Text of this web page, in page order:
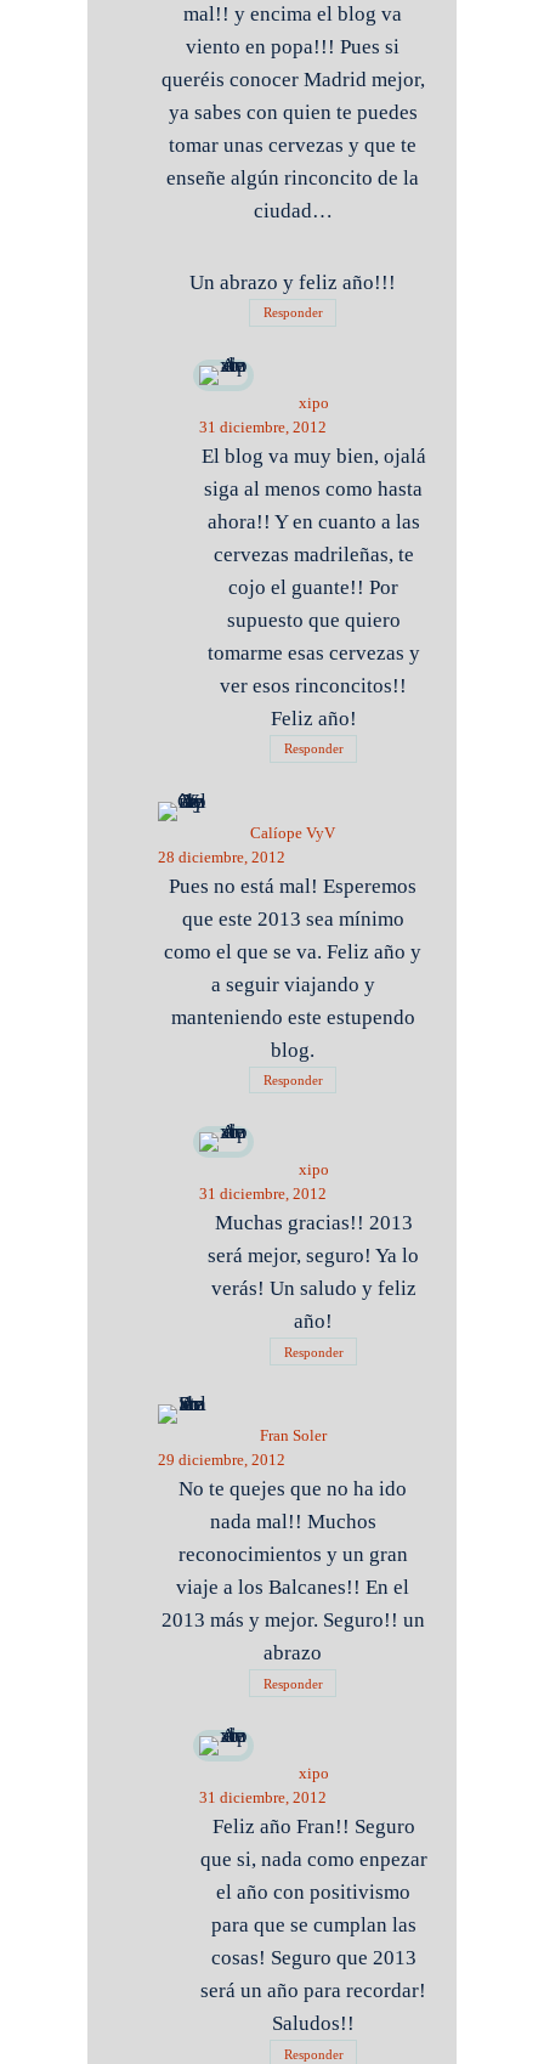
mal!! y encima el blog va
viento en popa!!! Pues si
queréis conocer Madrid mejor,
ya sabes con quien te puedes
tomar unas cervezas y que te
enseñe algún rinconcito de la
ciudad…
Un abrazo y feliz año!!!
Responder
xipo
31 diciembre, 2012
El blog va muy bien, ojalá
siga al menos como hasta
ahora!! Y en cuanto a las
cervezas madrileñas, te
cojo el guante!! Por
supuesto que quiero
tomarme esas cervezas y
ver esos rinconcitos!!
Feliz año!
Responder
Calíope VyV
28 diciembre, 2012
Pues no está mal! Esperemos
que este 2013 sea mínimo
como el que se va. Feliz año y
a seguir viajando y
manteniendo este estupendo
blog.
Responder
xipo
31 diciembre, 2012
Muchas gracias!! 2013
será mejor, seguro! Ya lo
verás! Un saludo y feliz
año!
Responder
Fran Soler
29 diciembre, 2012
No te quejes que no ha ido
nada mal!! Muchos
reconocimientos y un gran
viaje a los Balcanes!! En el
2013 más y mejor. Seguro!! un
abrazo
Responder
xipo
31 diciembre, 2012
Feliz año Fran!! Seguro
que si, nada como enpezar
el año con positivismo
para que se cumplan las
cosas! Seguro que 2013
será un año para recordar!
Saludos!!
Responder